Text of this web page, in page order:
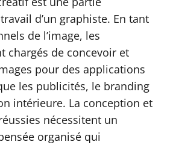
d’un graphiste. En tant
de l’image, les
chargés de concevoir et
pour des applications
les publicités, le branding
intérieure. La conception et
nécessitent un
organisé qui